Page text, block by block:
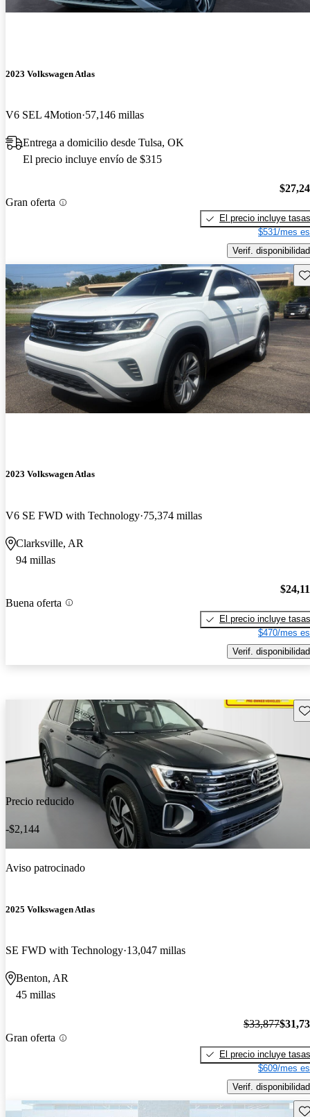
2023 Volkswagen Atlas
V6 SEL 4Motion 57,146 millas
Entrega a domicilio desde Tulsa, OK
El precio incluye envío de $315
Gran oferta
El precio incluye tasas
$531/mes
Verif. disponibilidad
2023 Volkswagen Atlas
V6 SE FWD with Technology 75,374 millas
Clarksville, AR
94 millas
Buena oferta
El precio incluye tasas
$470/mes
Verif. disponibilidad
Precio reducido
-$2,144
Aviso patrocinado
2025 Volkswagen Atlas
SE FWD with Technology 13,047 millas
Benton, AR
45 millas
Gran oferta
$33,877
El precio incluye tasas
$609/mes
Verif. disponibilidad